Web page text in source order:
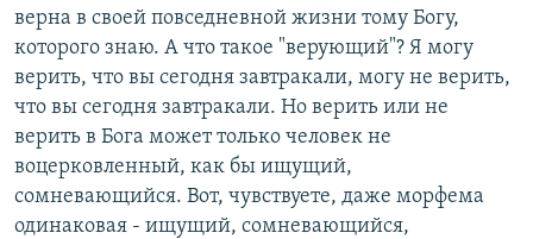
верна в своей повседневной жизни тому Богу,
которого знаю. А что такое "верующий"? Я могу
верить, что вы сегодня завтракали, могу не верить,
что вы сегодня завтракали. Но верить или не
верить в Бога может только человек не
воцерковленный, как бы ищущий,
сомневающийся. Вот, чувствуете, даже морфема
одинаковая - ищущий, сомневающийся,